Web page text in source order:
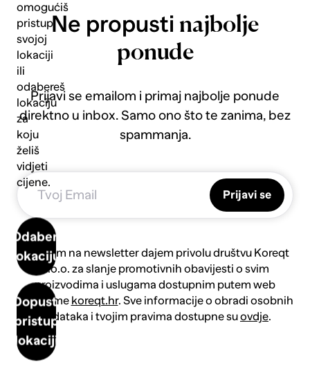
omogućiš
pristup
svojoj
lokaciji
ili
odabereš
lokaciju
za
koju
želiš
vidjeti
cijene.
Odaberi
lokaciju
Dopusti
pristup
lokaciji
Ne propusti najbolje
ponude
Prijavi se emailom i primaj najbolje ponude
direktno u inbox. Samo ono što te zanima, bez
spammanja.
Prijavi se
Prijavom na newsletter dajem privolu društvu Koreqt
d.o.o. za slanje promotivnih obavijesti o svim
proizvodima i uslugama dostupnim putem web
platforme koreqt.hr. Sve informacije o obradi osobnih
podataka i tvojim pravima dostupne suovdje.